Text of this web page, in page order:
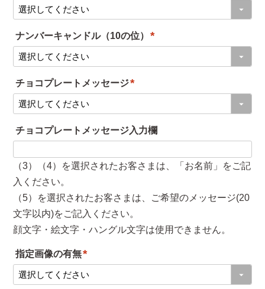
必
須
ナンバーキャンドル（10の位）
必
チョコプレートメッセージ
必
須
チョコプレートメッセージ入力欄
（3）（4）を選択されたお客さまは、「お名前」をご記
入ください。
（5）を選択されたお客さまは、ご希望のメッセージ(20
文字以内)をご記入ください。
顔文字・絵文字・ハングル文字は使用できません。
指定画像の有無